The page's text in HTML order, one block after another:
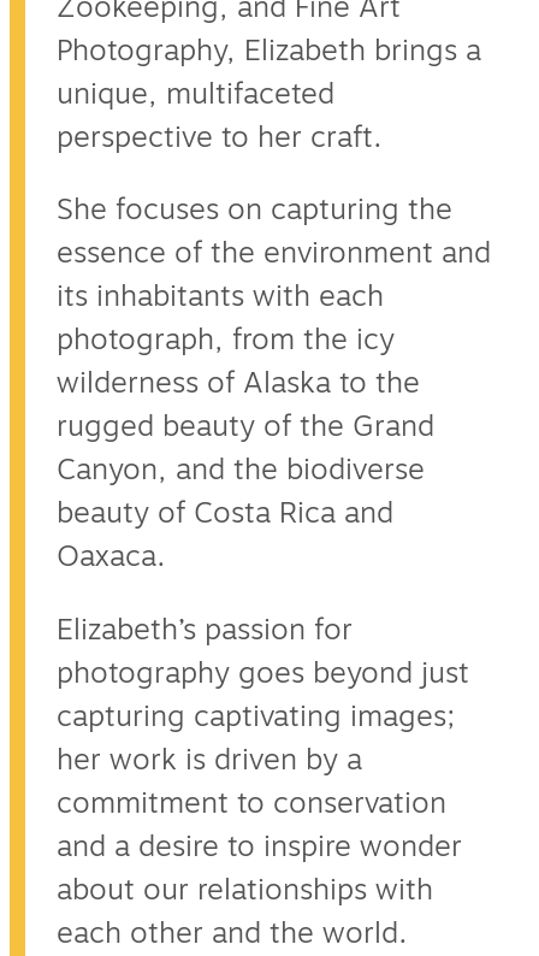
Photography, Elizabeth brings a
unique, multifaceted
perspective to her craft.
She focuses on capturing the
essence of the environment and
its inhabitants with each
photograph, from the icy
wilderness of Alaska to the
rugged beauty of the Grand
Canyon, and the biodiverse
beauty of Costa Rica and
Oaxaca.
Elizabeth’s passion for
photography goes beyond just
capturing captivating images;
her work is driven by a
commitment to conservation
and a desire to inspire wonder
about our relationships with
each other and the world.